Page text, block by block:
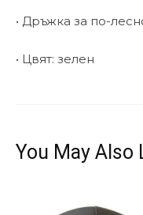
• Дръжка за по-
• Цвят: зелен
You May Also